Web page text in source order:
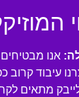
אנו
עיבוד
מתאים